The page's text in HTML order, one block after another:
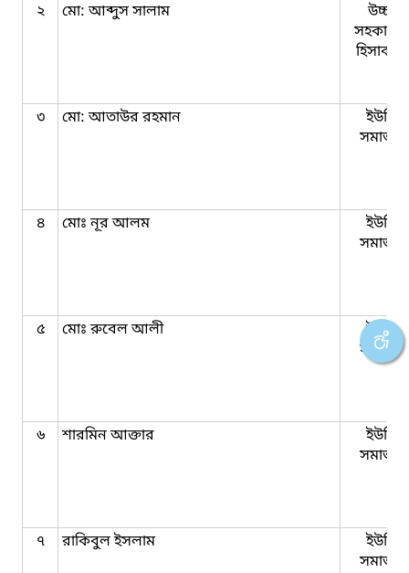
২ মো: আব্দুস সালাম
সহকারী
৩ মো: আতাউর রহমান
৪ মোঃ নূর আলম
৫ মোঃ রুবেল আলী
৬ শারমিন আক্তার
৭ রাকিবুল ইসলাম